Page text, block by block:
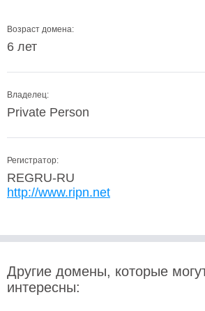
Возраст домена:
6 лет
Владелец:
Private Person
Регистратор:
REGRU-RU
http://www.ripn.net
Другие домены, которые
интересны: